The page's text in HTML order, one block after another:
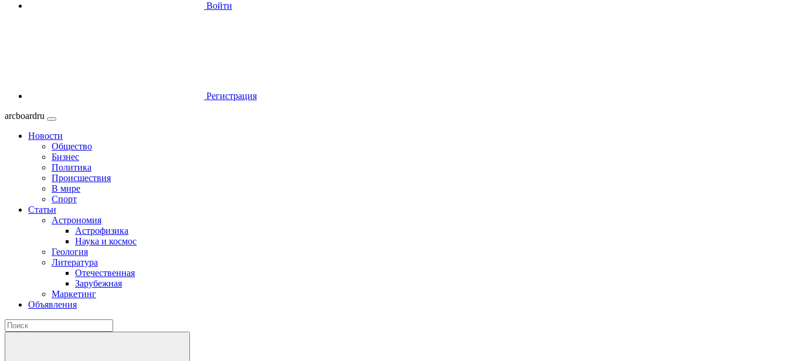
Войти
Регистрация
arcboardru
Новости
Общество
Бизнес
Политика
Происшествия
В мире
Спорт
Статьи
Астрономия
Астрофизика
Наука и космос
Геология
Литература
Отечественная
Зарубежная
Маркетинг
Объявления